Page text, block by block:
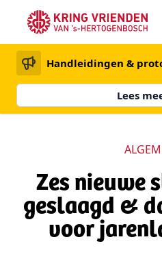
Handleidingen &
Lees
Zes nieuwe
geslaagd &
voor